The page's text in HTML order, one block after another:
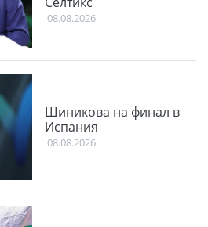
08.08.2026
Шиникова на финал в
Испания
08.08.2026